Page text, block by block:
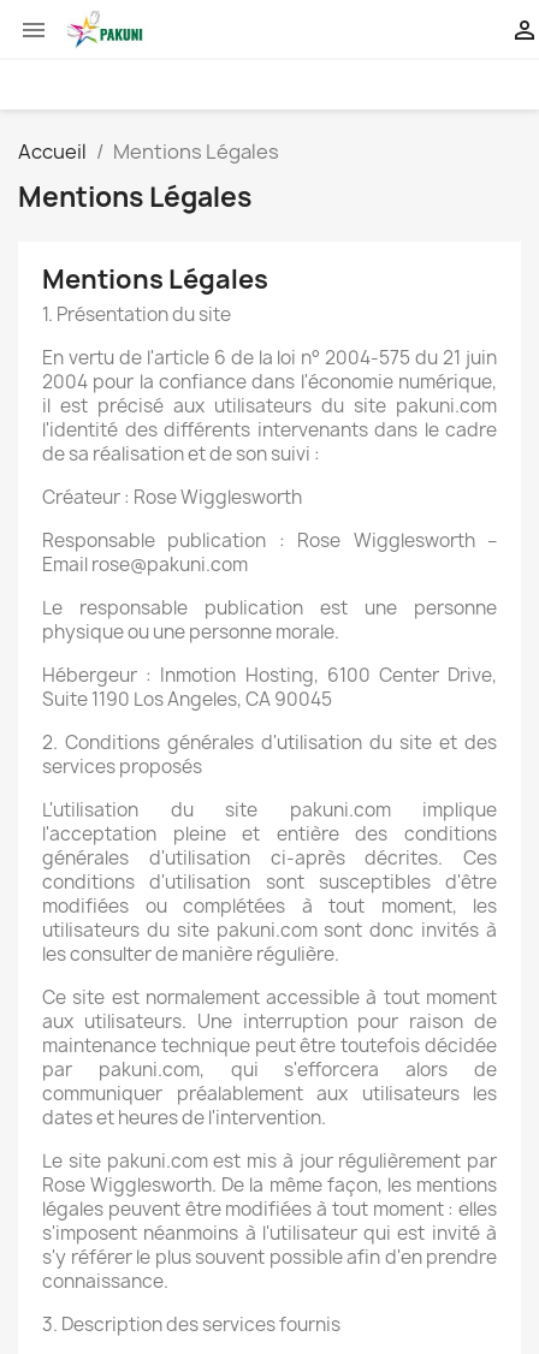
 
Accueil Mentions Légales
Mentions Légales
Mentions Légales
1. Présentation du site
En vertu de l'article 6 de la loi n° 2004-575 du 21 juin
2004 pour la confiance dans l'économie numérique,
il est précisé aux utilisateurs du site pakuni.com
l'identité des différents intervenants dans le cadre
de sa réalisation et de son suivi :
Créateur : Rose Wigglesworth
Responsable publication : Rose Wigglesworth –
Email rose@pakuni.com
Le responsable publication est une personne
physique ou une personne morale.
Hébergeur : Inmotion Hosting, 6100 Center Drive,
Suite 1190 Los Angeles, CA 90045
2. Conditions générales d'utilisation du site et des
services proposés
L'utilisation du site pakuni.com implique
l'acceptation pleine et entière des conditions
générales d'utilisation ci-après décrites. Ces
conditions d'utilisation sont susceptibles d'être
modifiées ou complétées à tout moment, les
utilisateurs du site pakuni.com sont donc invités à
les consulter de manière régulière.
Ce site est normalement accessible à tout moment
aux utilisateurs. Une interruption pour raison de
maintenance technique peut être toutefois décidée
par pakuni.com, qui s'efforcera alors de
communiquer préalablement aux utilisateurs les
dates et heures de l'intervention.
Le site pakuni.com est mis à jour régulièrement par
Rose Wigglesworth. De la même façon, les mentions
légales peuvent être modifiées à tout moment : elles
s'imposent néanmoins à l'utilisateur qui est invité à
s'y référer le plus souvent possible afin d'en prendre
connaissance.
3. Description des services fournis